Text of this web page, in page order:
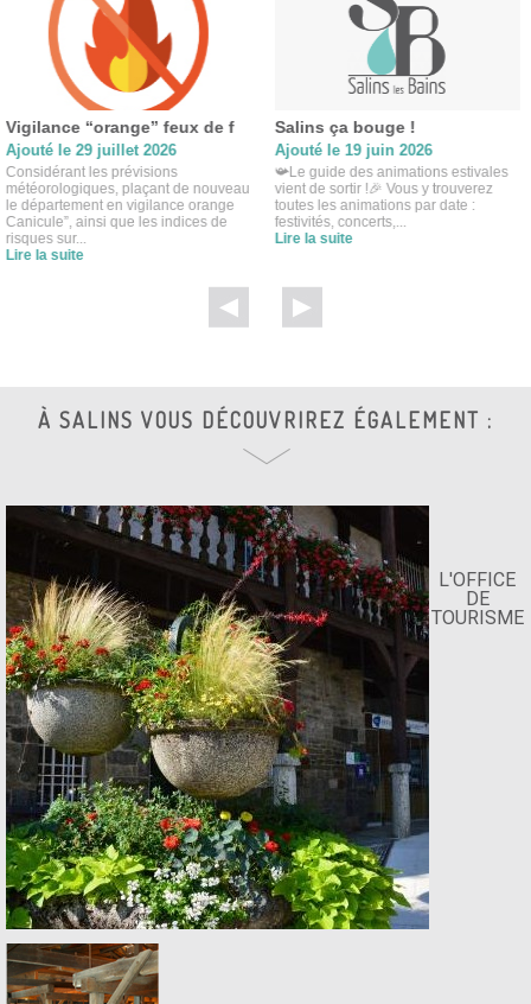
Vigilance “orange” feux de f
Ajouté le 29 juillet 2026
Considérant les prévisions
météorologiques, plaçant de nouveau
le département en vigilance orange
Canicule”, ainsi que les indices de
risques sur...
Lire la suite
Salins ça bouge !
Ajouté le 19 juin 2026
📯Le guide des animations estivales
vient de sortir !🎉 Vous y trouverez
toutes les animations par date :
festivités, concerts,...
Lire la suite
À SALINS VOUS DÉCOUVRIREZ ÉGALEMENT :
L'OFFICE
DE
TOURISME